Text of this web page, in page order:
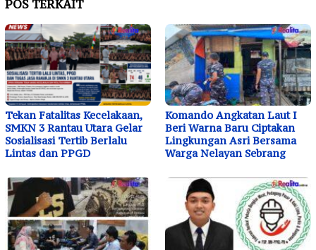
POS TERKAIT
Tekan Fatalitas Kecelakaan,
SMKN 3 Rantau Utara Gelar
Sosialisasi Tertib Berlalu
Lintas dan PPGD
Komando Angkatan Laut I
Beri Warna Baru Ciptakan
Lingkungan Asri Bersama
Warga Nelayan Sebrang